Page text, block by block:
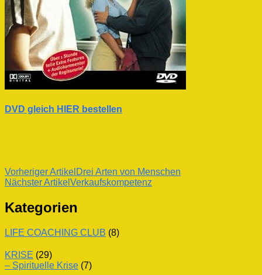
DVD gleich HIER bestellen
Beitragsnavigation
Vorheriger Artikel Drei Arten von Menschen
Nächster Artikel Verkaufskompetenz
Kategorien
LIFE COACHING CLUB (8)
KRISE (29)
– Spirituelle Krise (7)